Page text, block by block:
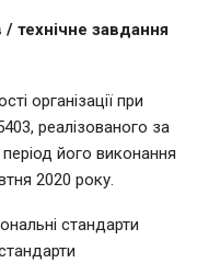
/ технічне завдання
організації при
реалізованого за
період його виконання
2020 року.
стандарти